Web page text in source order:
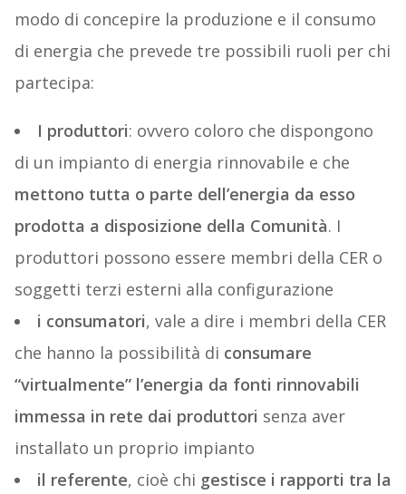
modo di concepire la produzione e il consumo
di energia che prevede tre possibili ruoli per chi
partecipa:
I produttori: ovvero coloro che dispongono
di un impianto di energia rinnovabile e che
mettono tutta o parte dell’energia da esso
prodotta a disposizione della Comunità. I
produttori possono essere membri della CER o
soggetti terzi esterni alla configurazione
i consumatori, vale a dire i membri della CER
che hanno la possibilità di consumare
“virtualmente” l’energia da fonti rinnovabili
immessa in rete dai produttori senza aver
installato un proprio impianto
il referente, cioè chi gestisce i rapporti tra la